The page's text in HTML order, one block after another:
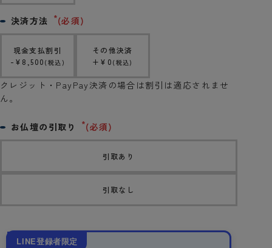
お仏壇の引取り (必須)
引取あり
引取なし
決済方法 (必須)
現金支払割引
- ¥ 8,500 税込
その他決済
+ ¥ 0 税込
クレジット・PayPay決済の場合は割引は適応されませ
ん。
LINE登録者限定